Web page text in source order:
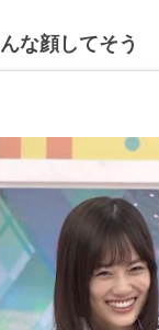
でも筑駒は断れな
をチラリ。こう
な顔してそう